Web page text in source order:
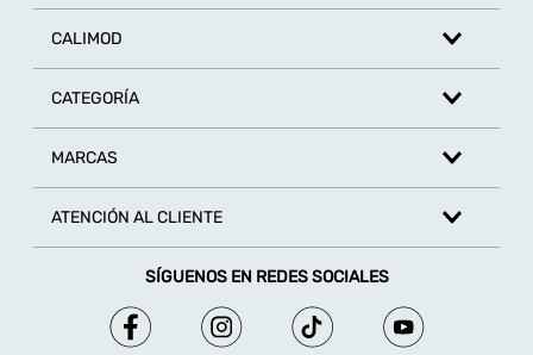
CALIMOD
CATEGORÍA
MARCAS
ATENCIÓN AL CLIENTE
SÍGUENOS EN REDES SOCIALES